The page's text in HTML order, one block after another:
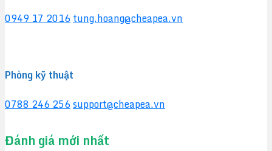
0949 17 2016tung.hoang@cheapea.vn
Phòng kỹ thuật
0788 246 256support@cheapea.vn
Đánh giá mới nhất